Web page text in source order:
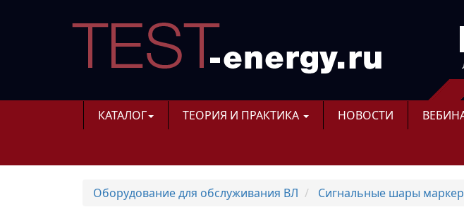
КАТАЛОГ ТЕОРИЯ И ПРАКТИКА НОВОСТИ
Оборудование для обслуживания ВЛ Сигнальные шары